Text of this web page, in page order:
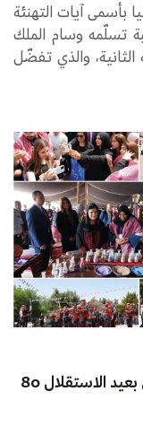
بأسمى آيات التهنئة
تسلّمه وسام الملك
الثانية، والذي تفضّل
الاستقلال 80